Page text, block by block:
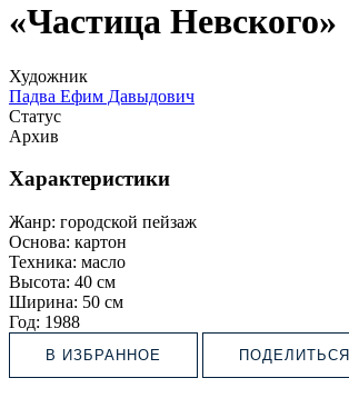
«Частица Невского»
Художник
Падва Ефим Давыдович
Статус
Архив
Характеристики
Жанр: городской пейзаж
Основа: картон
Техника: масло
Высота: 40 см
Ширина: 50 см
Год: 1988
В ИЗБРАННОЕ ПОДЕЛИТЬСЯ